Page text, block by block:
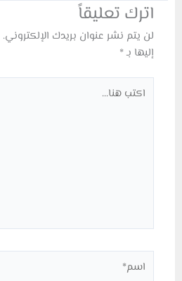
اترك تعليقاً
لن يتم نشر عنوان بريدك الإلكتروني.
إليها بـ*
هنا...